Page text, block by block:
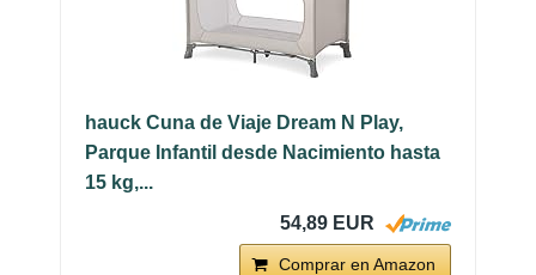
hauck Cuna de Viaje Dream N Play,
Parque Infantil desde Nacimiento hasta
15 kg,...
54,89 EUR
Comprar en Amazon